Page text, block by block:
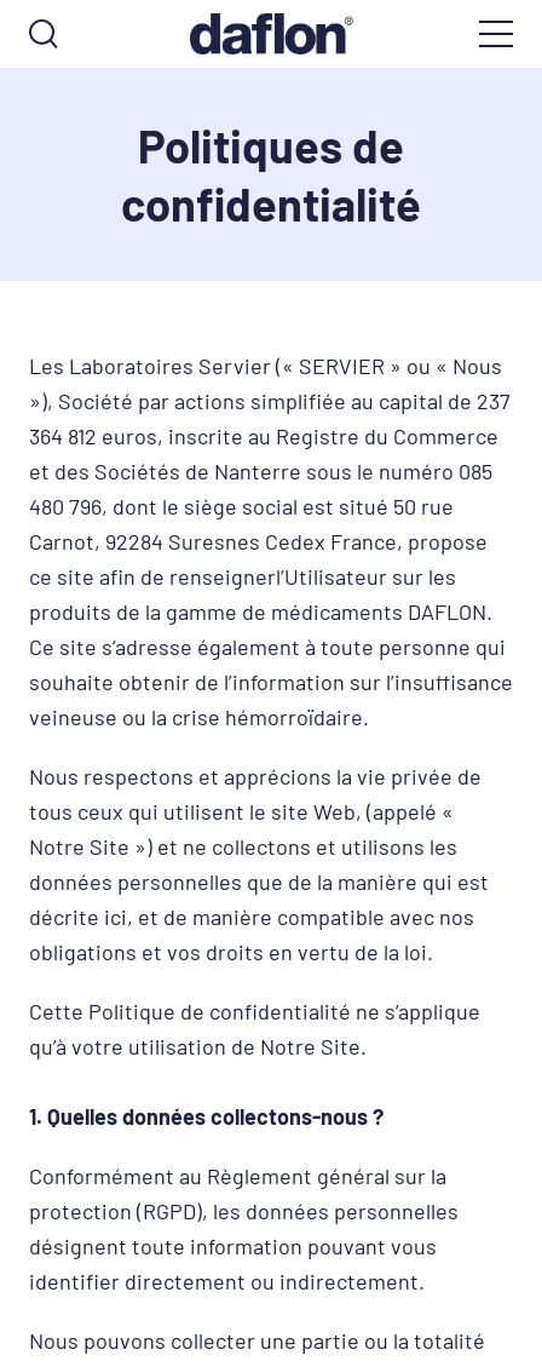
Politiques de
confidentialité
Les Laboratoires Servier (« SERVIER » ou « Nous
»), Société par actions simplifiée au capital de 237
364 812 euros, inscrite au Registre du Commerce
et des Sociétés de Nanterre sous le numéro 085
480 796, dont le siège social est situé 50 rue
Carnot, 92284 Suresnes Cedex France, propose
ce site afin de renseignerl’Utilisateur sur les
produits de la gamme de médicaments DAFLON.
Ce site s’adresse également à toute personne qui
souhaite obtenir de l’information sur l’insuffisance
veineuse ou la crise hémorroïdaire.
Nous respectons et apprécions la vie privée de
tous ceux qui utilisent le site Web, (appelé «
Notre Site ») et ne collectons et utilisons les
données personnelles que de la manière qui est
décrite ici, et de manière compatible avec nos
obligations et vos droits en vertu de la loi.
Cette Politique de confidentialité ne s’applique
qu’à votre utilisation de Notre Site.
1. Quelles données collectons-nous ?
Conformément au Règlement général sur la
protection (RGPD), les données personnelles
désignent toute information pouvant vous
identifier directement ou indirectement.
Nous pouvons collecter une partie ou la totalité